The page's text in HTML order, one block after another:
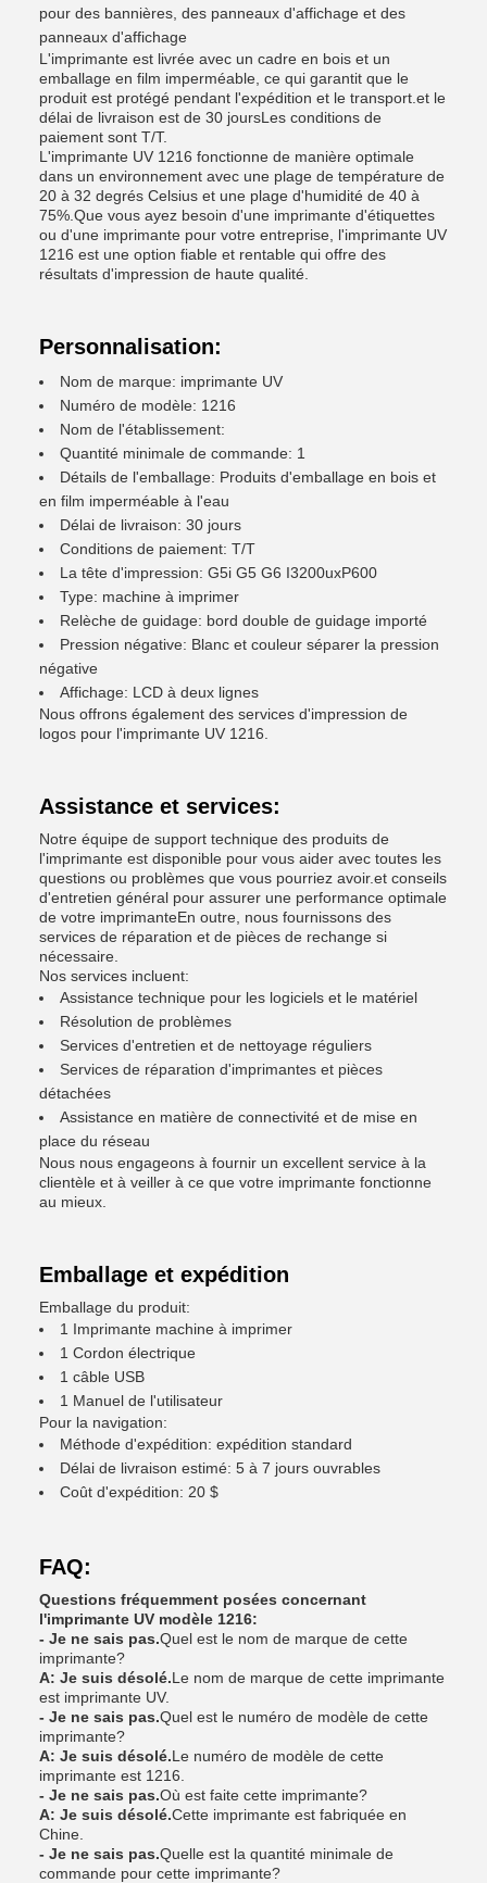
pour des bannières, des panneaux d'affichage et des
panneaux d'affichage
L'imprimante est livrée avec un cadre en bois et un
emballage en film imperméable, ce qui garantit que le
produit est protégé pendant l'expédition et le transport.et le
délai de livraison est de 30 joursLes conditions de
paiement sont T/T.
L'imprimante UV 1216 fonctionne de manière optimale
dans un environnement avec une plage de température de
20 à 32 degrés Celsius et une plage d'humidité de 40 à
75%.Que vous ayez besoin d'une imprimante d'étiquettes
ou d'une imprimante pour votre entreprise, l'imprimante UV
1216 est une option fiable et rentable qui offre des
résultats d'impression de haute qualité.
Personnalisation:
Nom de marque: imprimante UV
Numéro de modèle: 1216
Nom de l'établissement:
Quantité minimale de commande: 1
Détails de l'emballage: Produits d'emballage en bois et
en film imperméable à l'eau
Délai de livraison: 30 jours
Conditions de paiement: T/T
La tête d'impression: G5i G5 G6 I3200uxP600
Type: machine à imprimer
Relèche de guidage: bord double de guidage importé
Pression négative: Blanc et couleur séparer la pression
négative
Affichage: LCD à deux lignes
Nous offrons également des services d'impression de
logos pour l'imprimante UV 1216.
Assistance et services:
Notre équipe de support technique des produits de
l'imprimante est disponible pour vous aider avec toutes les
questions ou problèmes que vous pourriez avoir.et conseils
d'entretien général pour assurer une performance optimale
de votre imprimanteEn outre, nous fournissons des
services de réparation et de pièces de rechange si
nécessaire.
Nos services incluent:
Assistance technique pour les logiciels et le matériel
Résolution de problèmes
Services d'entretien et de nettoyage réguliers
Services de réparation d'imprimantes et pièces
détachées
Assistance en matière de connectivité et de mise en
place du réseau
Nous nous engageons à fournir un excellent service à la
clientèle et à veiller à ce que votre imprimante fonctionne
au mieux.
Emballage et expédition
Emballage du produit:
1 Imprimante machine à imprimer
1 Cordon électrique
1 câble USB
1 Manuel de l'utilisateur
Pour la navigation:
Méthode d'expédition: expédition standard
Délai de livraison estimé: 5 à 7 jours ouvrables
Coût d'expédition: 20 $
FAQ:
Questions fréquemment posées concernant
l'imprimante UV modèle 1216:
- Je ne sais pas.Quel est le nom de marque de cette
imprimante?
A: Je suis désolé.Le nom de marque de cette imprimante
est imprimante UV.
- Je ne sais pas.Quel est le numéro de modèle de cette
imprimante?
A: Je suis désolé.Le numéro de modèle de cette
imprimante est 1216.
- Je ne sais pas.Où est faite cette imprimante?
A: Je suis désolé.Cette imprimante est fabriquée en
Chine.
- Je ne sais pas.Quelle est la quantité minimale de
commande pour cette imprimante?